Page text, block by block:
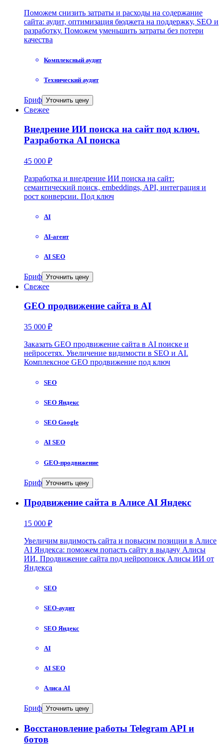
Поможем снизить затраты и расходы на содержание
сайта: аудит, оптимизация бюджета на поддержку, SEO и
разработку. Поможем уменьшить затраты без потери
качества
Комплексный аудит
Технический аудит
Бриф Уточнить цену
Свежее
Внедрение ИИ поиска на сайт под ключ.
Разработка AI поиска
45 000 ₽
Разработка и внедрение ИИ поиска на сайт:
семантический поиск, embeddings, API, интеграция и
рост конверсии. Под ключ
AI
AI-агент
AI SEO
Бриф Уточнить цену
Свежее
GEO продвижение сайта в AI
35 000 ₽
Заказать GEO продвижение сайта в AI поиске и
нейросетях. Увеличение видимости в SEO и AI.
Комплексное GEO продвижение под ключ
SEO
SEO Яндекс
SEO Google
AI SEO
GEO-продвижение
Бриф Уточнить цену
Продвижение сайта в Алисе AI Яндекс
15 000 ₽
Увеличим видимость сайта и повысим позиции в Алисе
AI Яндекса: поможем попасть сайту в выдачу Алисы
ИИ. Продвижение сайта под нейропоиск Алисы ИИ от
Яндекса
SEO
SEO-аудит
SEO Яндекс
AI
AI SEO
Алиса AI
Бриф Уточнить цену
Восстановление работы Telegram API и
ботов